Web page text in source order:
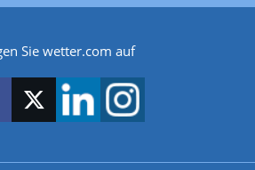
Sie wetter.com auf